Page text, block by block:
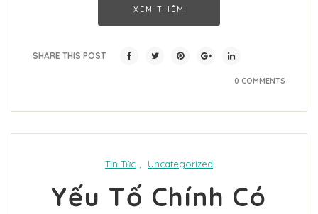
XEM THÊM
SHARE THIS POST
0 COMMENTS
Tin Tức , Uncategorized
Yếu Tố Chính Có